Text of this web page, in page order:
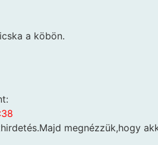
a köbön.
megnézzük,hogy